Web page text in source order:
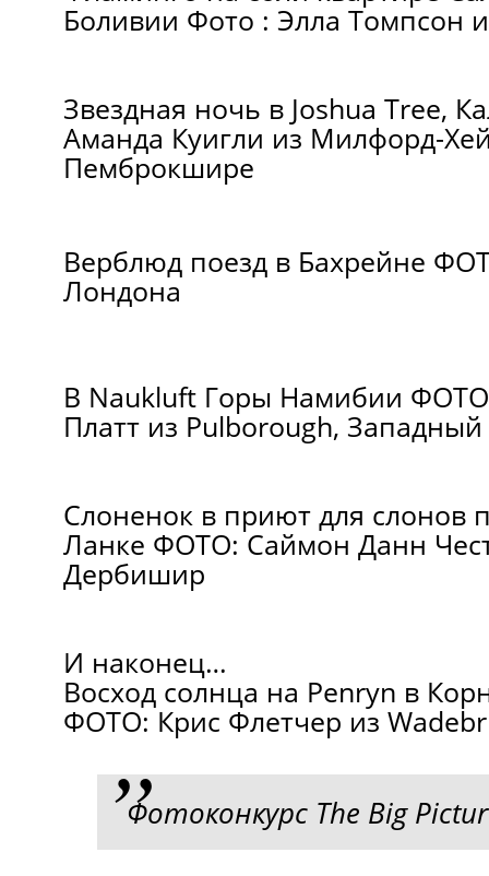
Боливии Фото : Элла Томпсон
Звездная ночь в Joshua Tree,
Аманда Куигли из Милфорд-
Пемброкшире
Верблюд поезд в Бахрейне
Лондона
В Naukluft Горы Намибии
Платт из Pulborough, Западный
Слоненок в приют для слонов
Ланке ФОТО: Саймон Данн
Дербишир
И наконец…
Восход солнца на Penryn в
ФОТО: Крис Флетчер из
Фотоконкурс The Big